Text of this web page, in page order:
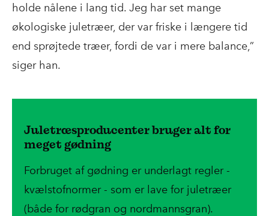
holde nålene i lang tid. Jeg har set mange
økologiske juletræer, der var friske i længere tid
end sprøjtede træer, fordi de var i mere balance,”
siger han.
Juletræsproducenter bruger alt for
meget gødning
Forbruget af gødning er underlagt regler -
kvælstofnormer - som er lave for juletræer
(både for rødgran og nordmannsgran).